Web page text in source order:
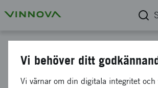
elvinsch
Vi behöver ditt
Vi värnar om din digitala integritet och